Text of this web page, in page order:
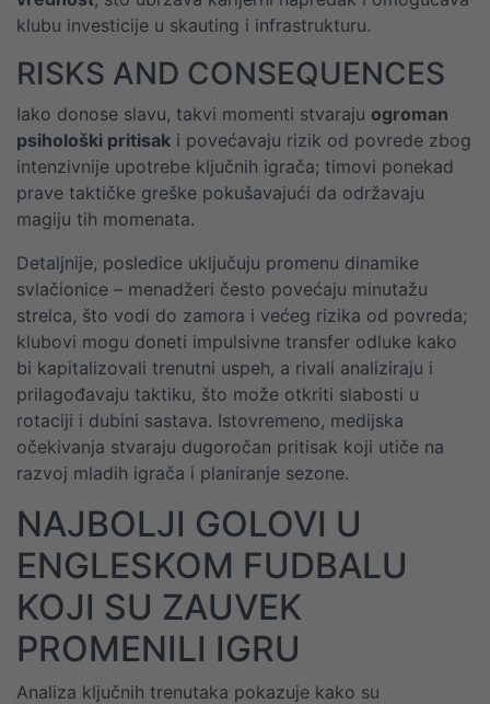
klubu investicije u skauting i infrastrukturu.
RISKS AND CONSEQUENCES
Iako donose slavu, takvi momenti stvaraju ogroman
psihološki pritisak i povećavaju rizik od povrede zbog
intenzivnije upotrebe ključnih igrača; timovi ponekad
prave taktičke greške pokušavajući da održavaju
magiju tih momenata.
Detaljnije, posledice uključuju promenu dinamike
svlačionice – menadžeri često povećaju minutažu
strelca, što vodi do zamora i većeg rizika od povreda;
klubovi mogu doneti impulsivne transfer odluke kako
bi kapitalizovali trenutni uspeh, a rivali analiziraju i
prilagođavaju taktiku, što može otkriti slabosti u
rotaciji i dubini sastava. Istovremeno, medijska
očekivanja stvaraju dugoročan pritisak koji utiče na
razvoj mladih igrača i planiranje sezone.
NAJBOLJI GOLOVI U
ENGLESKOM FUDBALU
KOJI SU ZAUVEK
PROMENILI IGRU
Analiza ključnih trenutaka pokazuje kako su